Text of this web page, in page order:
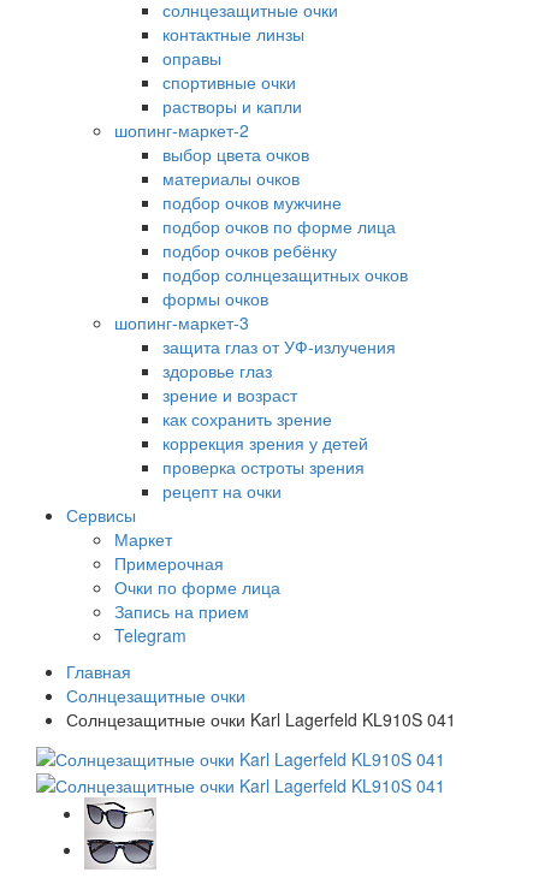
солнцезащитные очки
контактные линзы
оправы
спортивные очки
растворы и капли
шопинг-маркет-2
выбор цвета очков
материалы очков
подбор очков мужчине
подбор очков по форме лица
подбор очков ребёнку
подбор солнцезащитных очков
формы очков
шопинг-маркет-3
защита глаз от УФ-излучения
здоровье глаз
зрение и возраст
как сохранить зрение
коррекция зрения у детей
проверка остроты зрения
рецепт на очки
Сервисы
Маркет
Примерочная
Очки по форме лица
Запись на прием
Telegram
Главная
Солнцезащитные очки
Солнцезащитные очки Karl Lagerfeld KL910S 041